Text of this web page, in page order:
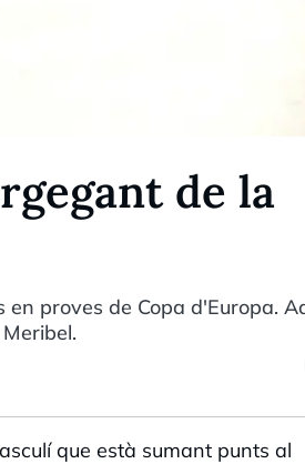
de la
proves de Copa d'Europa.
que està sumant punts al